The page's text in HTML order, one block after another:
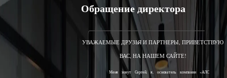
Обращение директора
УВАЖАЕМЫЕ ДРУЗЬЯ И ПАРТНЕРЫ, ПРИВЕТСТВУЮ
ВАС, НА НАШЕМ САЙТЕ!
Меня зовут Сергей, я, основатель компании «АЛС